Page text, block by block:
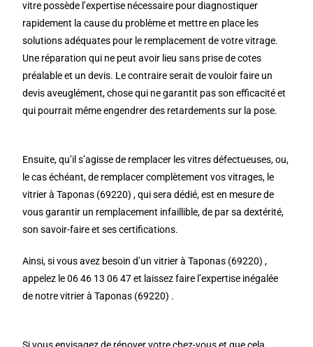
vitre possède l’expertise nécessaire pour diagnostiquer
rapidement la cause du problème et mettre en place les
solutions adéquates pour le remplacement de votre vitrage.
Une réparation qui ne peut avoir lieu sans prise de cotes
préalable et un devis. Le contraire serait de vouloir faire un
devis aveuglément, chose qui ne garantit pas son efficacité et
qui pourrait même engendrer des retardements sur la pose.
Ensuite, qu’il s’agisse de remplacer les vitres défectueuses, ou,
le cas échéant, de remplacer complètement vos vitrages, le
vitrier à Taponas (69220) , qui sera dédié, est en mesure de
vous garantir un remplacement infaillible, de par sa dextérité,
son savoir-faire et ses certifications.
Ainsi, si vous avez besoin d’un vitrier à Taponas (69220) ,
appelez le 06 46 13 06 47 et laissez faire l’expertise inégalée
de notre vitrier à Taponas (69220) .